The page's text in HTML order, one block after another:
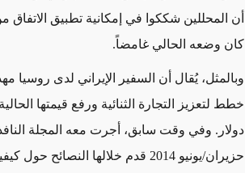
أن المحللين شككوا في إمكانية تطبيق الاتفاق
كان وضعه الحالي غامضاً.
وبالمثل، يُقال أن السفير الإيراني لدى
دولار. وفي وقت سابق، أجرت معه المجلة
حزيران/يونيو 2014 قدم خلالها